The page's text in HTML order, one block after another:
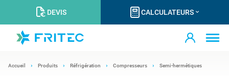
DEVIS CALCULATEURS
Accueil Produits Réfrigération Compresseurs Semi-hermétiques